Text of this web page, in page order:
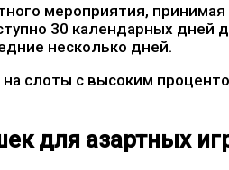
мероприятия,
30 календарных
несколько дней.
слоты с высоким
для азартных